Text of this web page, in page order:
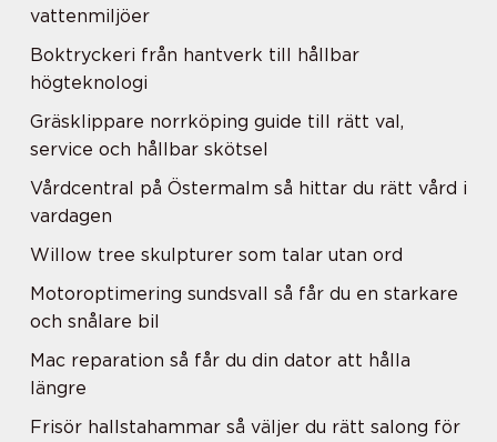
vattenmiljöer
Boktryckeri från hantverk till hållbar
högteknologi
Gräsklippare norrköping guide till rätt val,
service och hållbar skötsel
Vårdcentral på Östermalm så hittar du rätt vård i
vardagen
Willow tree skulpturer som talar utan ord
Motoroptimering sundsvall så får du en starkare
och snålare bil
Mac reparation så får du din dator att hålla
längre
Frisör hallstahammar så väljer du rätt salong för